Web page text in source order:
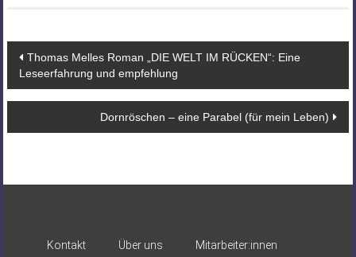
Beitragsnavigation
Thomas Melles Roman „DIE WELT IM RÜCKEN“: Eine
Leseerfahrung und empfehlung
Dornröschen – eine Parabel (für mein Leben)
Kontakt Über uns Mitarbeiter:innen